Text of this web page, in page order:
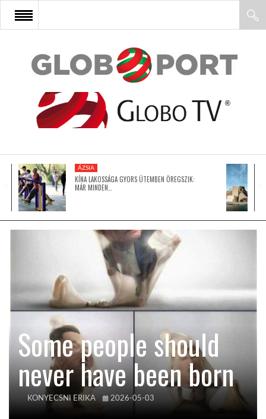
FŐOLDAL
AFRIKA
ÁZSIA
KÖZEL-KELET
AUSZTRÁLIA
A VILÁG ITTHON
ÁZSIA
KÍNA LAKOSSÁGA GYORS ÜTEMBEN ÖREGSZIK:
MÁR MINDEN…
Some people should
never have been born
KONYECSNI ERIKA 2026-05-03